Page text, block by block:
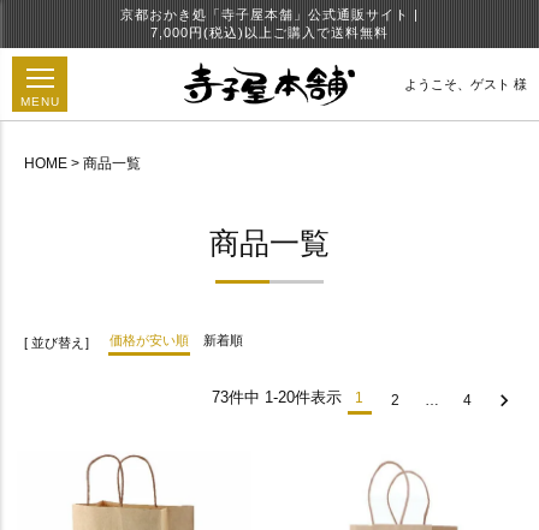
京都おかき処「寺子屋本舗」公式通販サイト |
7,000円(税込)以上ご購入で送料無料
MENU
ようこそ、 ゲスト 様
HOME 商品一覧
商品一覧
並び替え 価格が安い順 新着順
73件中 1-20件表示 1 2 4